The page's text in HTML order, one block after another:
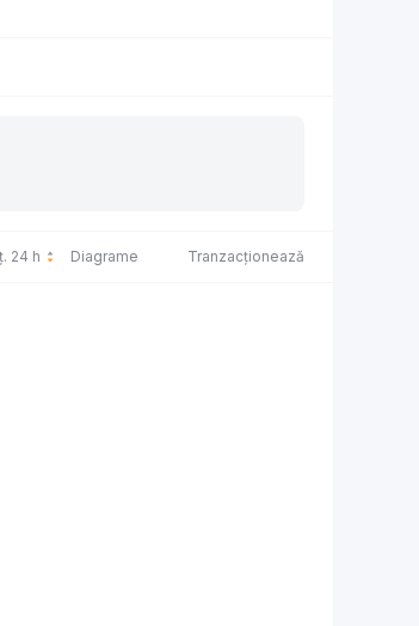
24 h Diagrame Tranzacționează